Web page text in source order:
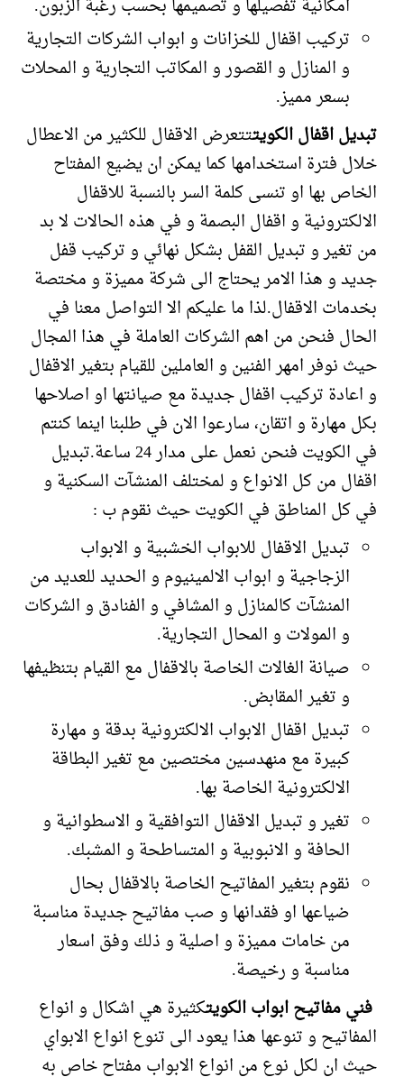
امكانية تفصيلها و تصميمها بحسب رغبة الزبون.
تركيب اقفال للخزانات و ابواب الشركات التجارية
و المنازل و القصور و المكاتب التجارية و المحلات
بسعر مميز.
تبديل اقفال الكويتتتعرض الاقفال للكثير من الاعطال
خلال فترة استخدامها كما يمكن ان يضيع المفتاح
الخاص بها او تنسى كلمة السر بالنسبة للاقفال
الالكترونية و اقفال البصمة و في هذه الحالات لا بد
من تغير و تبديل القفل بشكل نهائي و تركيب قفل
جديد و هذا الامر يحتاج الى شركة مميزة و مختصة
بخدمات الاقفال.لذا ما عليكم الا التواصل معنا في
الحال فنحن من اهم الشركات العاملة في هذا المجال
حيث نوفر امهر الفنين و العاملين للقيام بتغير الاقفال
و اعادة تركيب اقفال جديدة مع صيانتها او اصلاحها
بكل مهارة و اتقان، سارعوا الان في طلبنا اينما كنتم
في الكويت فنحن نعمل على مدار 24 ساعة.تبديل
اقفال من كل الانواع و لمختلف المنشآت السكنية و
في كل المناطق في الكويت حيث نقوم ب :
تبديل الاقفال للابواب الخشبية و الابواب
الزجاجية و ابواب الالمينيوم و الحديد للعديد من
المنشآت كالمنازل و المشافي و الفنادق و الشركات
و المولات و المحال التجارية.
صيانة الغالات الخاصة بالاقفال مع القيام بتنظيفها
و تغير المقابض.
تبديل اقفال الابواب الالكترونية بدقة و مهارة
كبيرة مع منهدسين مختصين مع تغير البطاقة
الالكترونية الخاصة بها.
تغير و تبديل الاقفال التوافقية و الاسطوانية و
الحافة و الانبوبية و المتساطحة و المشبك.
نقوم بتغير المفاتيح الخاصة بالاقفال بحال
ضياعها او فقدانها و صب مفاتيح جديدة مناسبة
من خامات مميزة و اصلية و ذلك وفق اسعار
مناسبة و رخيصة.
فني مفاتيح ابواب الكويتكثيرة هي اشكال و انواع
المفاتيح و تنوعها هذا يعود الى تنوع انواع الابواي
حيث ان لكل نوع من انواع الابواب مفتاح خاص به